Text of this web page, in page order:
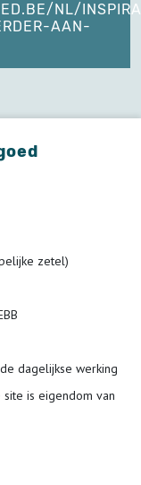
NL/
AAN-
zetel)
dagelijkse werking
site is eigendom van